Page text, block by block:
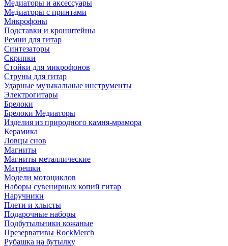
Медиаторы и аксессуары
Медиаторы с принтами
Микрофоны
Подставки и кронштейны
Ремни для гитар
Синтезаторы
Скрипки
Стойки для микрофонов
Струны для гитар
Ударные музыкальные инструменты
Электрогитары
Брелоки
Брелоки Медиаторы
Изделия из природного камня-мрамора
Керамика
Ловцы снов
Магниты
Магниты металлические
Матрешки
Модели мотоциклов
Наборы сувенирных копий гитар
Наручники
Плети и хлысты
Подарочные наборы
Подбутыльники кожаные
Презервативы RockMerch
Рубашка на бутылку